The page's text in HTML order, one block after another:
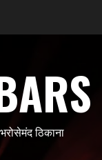
ठिकाना